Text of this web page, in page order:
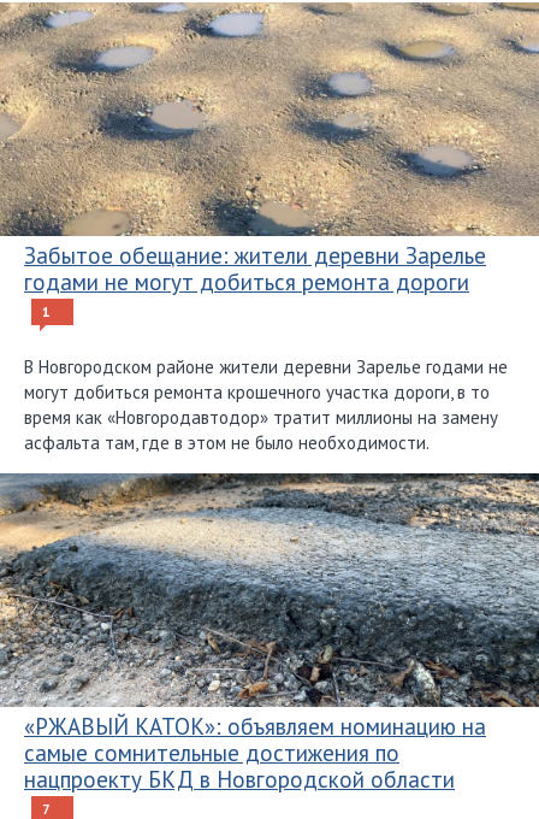
Забытое обещание: жители деревни Зарелье
годами не могут добиться ремонта дороги
1
В Новгородском районе жители деревни Зарелье годами не
могут добиться ремонта крошечного участка дороги, в то
время как «Новгородавтодор» тратит миллионы на замену
асфальта там, где в этом не было необходимости.
«РЖАВЫЙ КАТОК»: объявляем номинацию на
самые сомнительные достижения по
нацпроекту БКД в Новгородской области
7